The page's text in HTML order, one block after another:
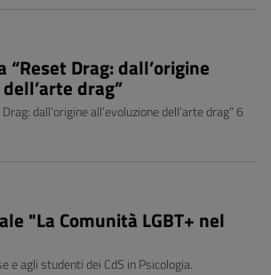
“Reset Drag: dall’origine
drag”
dall’origine all’evoluzione dell’arte drag” 6
"La Comunità LGBT+ nel
e agli studenti dei CdS in Psicologia.